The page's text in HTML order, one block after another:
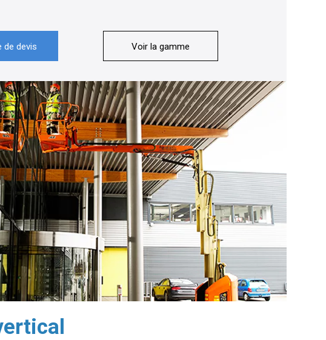
de devis Voir la gamme